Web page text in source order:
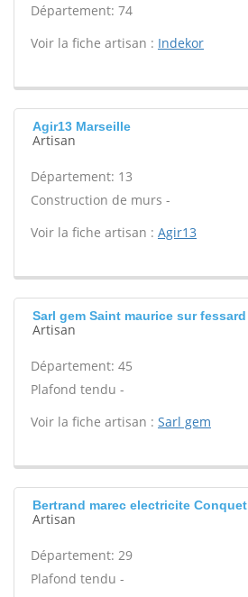
Département: 74
Voir la fiche artisan : Indekor
Agir13 Marseille
Artisan
Département: 13
Construction de murs -
Voir la fiche artisan : Agir13
Sarl gem Saint maurice sur fessard
Artisan
Département: 45
Plafond tendu -
Voir la fiche artisan : Sarl gem
Bertrand marec electricite Conquet
Artisan
Département: 29
Plafond tendu -